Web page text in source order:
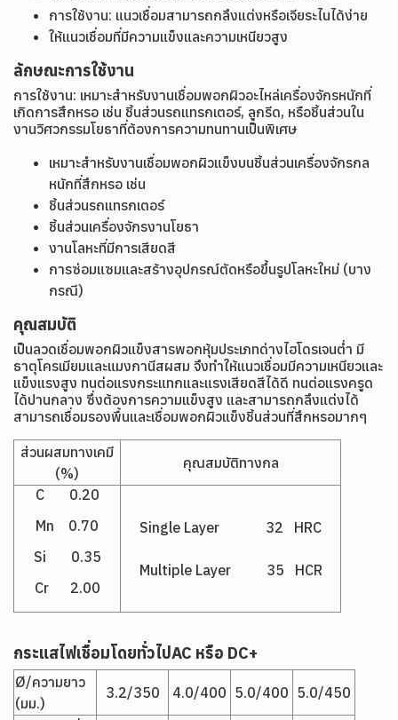
การใช้งาน: แนวเชื่อมสามารถกลึงแต่งหรือเจียระไนได้ง่าย
ให้แนวเชื่อมที่มีความแข็งและความเหนียวสูง
ลักษณะการใช้งาน
การใช้งาน: เหมาะสำหรับงานเชื่อมพอกผิวอะไหล่เครื่องจักรหนักที่
เกิดการสึกหรอ เช่น ชิ้นส่วนรถแทรกเตอร์, ลูกรีด, หรือชิ้นส่วนใน
งานวิศวกรรมโยธาที่ต้องการความทนทานเป็นพิเศษ
เหมาะสำหรับงานเชื่อมพอกผิวแข็งบนชิ้นส่วนเครื่องจักรกล
หนักที่สึกหรอ เช่น
ชิ้นส่วนรถแทรกเตอร์
ชิ้นส่วนเครื่องจักรงานโยธา
งานโลหะที่มีการเสียดสี
การซ่อมแซมและสร้างอุปกรณ์ตัดหรือขึ้นรูปโลหะใหม่ (บาง
กรณี)
คุณสมบัติ
เป็นลวดเชื่อมพอกผิวแข็งสารพอกหุ้มประเภทด่างไฮโดรเจนต่ำ มี
ธาตุโครเมียมและแมงกานีสผสม จึงทำให้แนวเชื่อมมีความเหนียวและ
แข็งแรงสูง ทนต่อแรงกระแทกและแรงเสียดสีได้ดี ทนต่อแรงครูด
ได้ปานกลาง ซึ่งต้องการความแข็งสูง และสามารถกลึงแต่งได้
สามารถเชื่อมรองพื้นและเชื่อมพอกผิวแข็งชิ้นส่วนที่สึกหรอมากๆ
ส่วนผสมทางเคมี
(%)
คุณสมบัติทางกล
C 0.20
Mn 0.70
Si 0.35
Cr 2.00
Single Layer 32 HRC
Multiple Layer 35 HCR
กระแสไฟเชื่อมโดยทั่วไปAC หรือ DC+
Ø/ความยาว
(มม.)
3.2/350 4.0/400 5.0/400 5.0/450